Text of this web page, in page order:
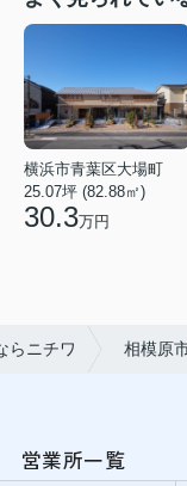
横浜市青葉区大場町
25.07坪 (82.88㎡)
30.3万円
らニチワ 相模原
営業所一覧